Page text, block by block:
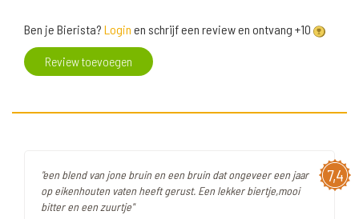
Ben je Bierista? Login en schrijf een review en ontvang +10
Review toevoegen
7,4
"een blend van jone bruin en een bruin dat ongeveer een jaar
op eikenhouten vaten heeft gerust. Een lekker biertje,mooi
bitter en een zuurtje"